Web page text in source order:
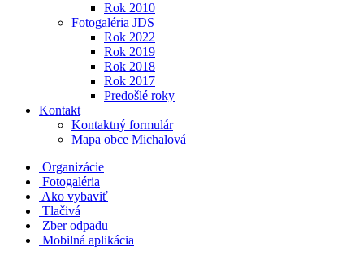
Rok 2010
Fotogaléria JDS
Rok 2022
Rok 2019
Rok 2018
Rok 2017
Predošlé roky
Kontakt
Kontaktný formulár
Mapa obce Michalová
Organizácie
Fotogaléria
Ako vybaviť
Tlačivá
Zber odpadu
Mobilná aplikácia